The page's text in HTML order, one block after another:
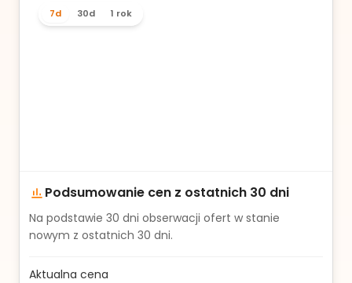
7d 30d 1 rok
Podsumowanie cen z ostatnich 30 dni
Na podstawie 30 dni obserwacji ofert w stanie
nowym z ostatnich 30 dni.
Aktualna cena